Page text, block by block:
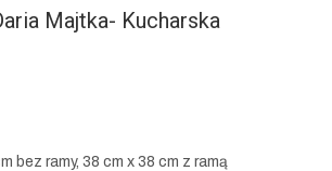
Majtka- Kucharska
bez ramy, 38 cm x 38 cm z ramą